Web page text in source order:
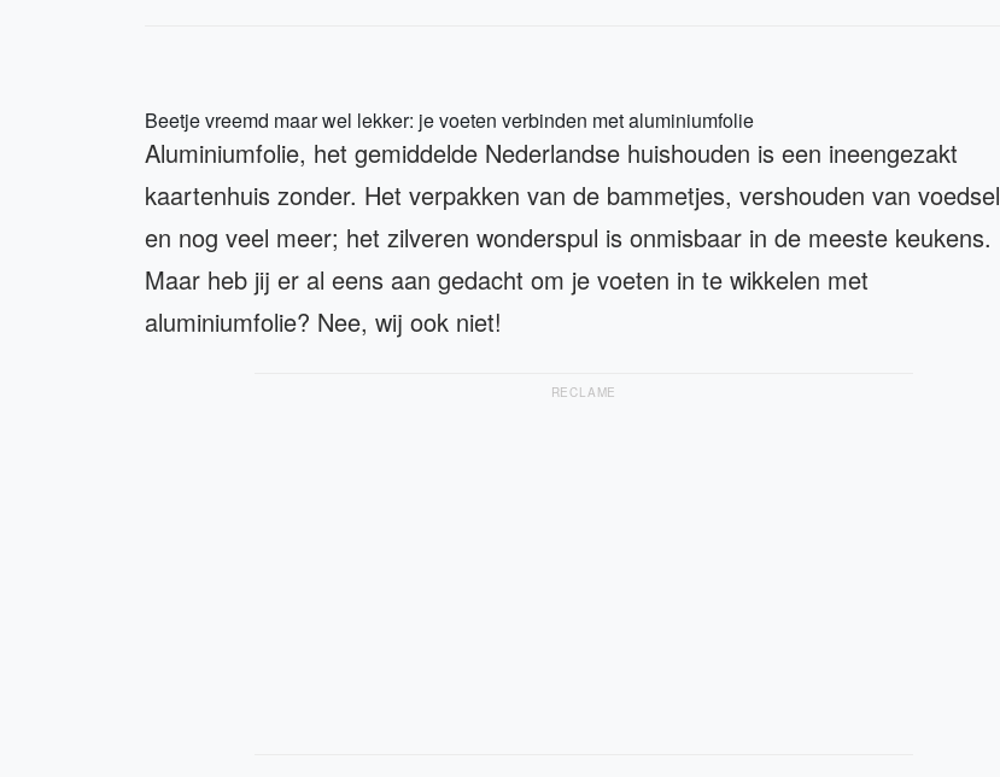
Beetje vreemd maar wel lekker: je voeten verbinden met aluminiumfolie
Aluminiumfolie, het gemiddelde Nederlandse huishouden is een ineengezakt
kaartenhuis zonder. Het verpakken van de bammetjes, vershouden van voedsel
en nog veel meer; het zilveren wonderspul is onmisbaar in de meeste keukens.
Maar heb jij er al eens aan gedacht om je voeten in te wikkelen met
aluminiumfolie? Nee, wij ook niet!
RECLAME